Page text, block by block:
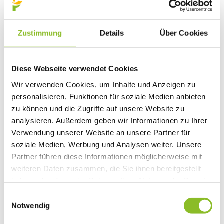
Zustimmung Details Über Cookies
Diese Webseite verwendet Cookies
Wir verwenden Cookies, um Inhalte und Anzeigen zu
personalisieren, Funktionen für soziale Medien anbieten
zu können und die Zugriffe auf unsere Website zu
analysieren. Außerdem geben wir Informationen zu Ihrer
Verwendung unserer Website an unsere Partner für
soziale Medien, Werbung und Analysen weiter. Unsere
Partner führen diese Informationen möglicherweise mit
weiteren Daten zusammen, die Sie ihnen bereitgestellt
Notwendig
Kinderbetreuung
Bibliothek
Domino s’Hus am Kirchplatz
Freizeit
Kultur
Vorarlberger Museumswelt
Tabakausstellung
Kino vor Ort
Bibliothek
Gastronomie
Essen und Trinken in Frastanz
Sport